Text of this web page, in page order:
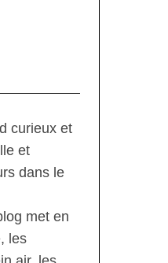
curieux et
et
dans le
met en
les